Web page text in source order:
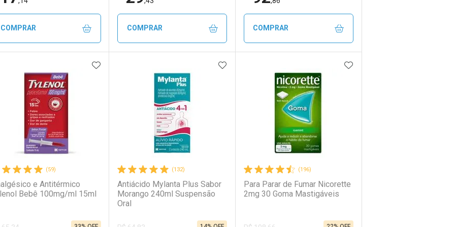
COMPRAR
FECHAR
FECHAR
Menos
COMPRAR
FECHAR
Laboratório
FECHAR
Por Menos
COMPRAR
FECHAR
Laboratório
FECHAR
Por Menos
(59)
e Antitérmico
Bebê 100mg/ml 15ml
ADICIONAR AOS FAVORITOS
(132)
Antiácido Mylanta Plus Sabor
Morango 240ml Suspensão
Oral
ADICIONAR AOS FAVORITOS
(196)
Para Parar de Fumar Nicorette
2mg 30 Goma Mastigáveis
ADICIONAR AOS